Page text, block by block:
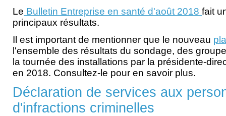
Le Bulletin Entreprise en santé d'août 2018 fait
principaux résultats.
Il est important de mentionner que le nouveau
l'ensemble des résultats du sondage, des
la tournée des installations par la présidente-
en 2018. Consultez-le pour en savoir plus.
Déclaration de services aux
d'infractions criminelles